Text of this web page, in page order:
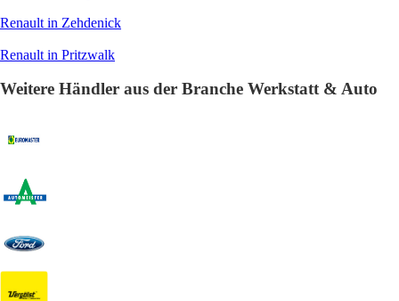
Renault in Zehdenick
Renault in Pritzwalk
Weitere Händler aus der Branche Werkstatt & Auto